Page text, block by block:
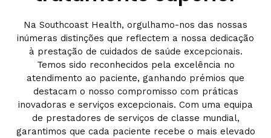
Na Southcoast Health, orgulhamo-nos das nossas
inúmeras distinções que reflectem a nossa dedicação
à prestação de cuidados de saúde excepcionais.
Temos sido reconhecidos pela excelência no
atendimento ao paciente, ganhando prémios que
destacam o nosso compromisso com práticas
inovadoras e serviços excepcionais. Com uma equipa
de prestadores de serviços de classe mundial,
garantimos que cada paciente recebe o mais elevado